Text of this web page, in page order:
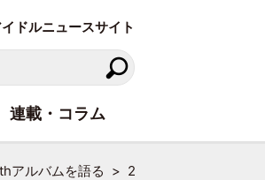
ドルニュースサイト
アルバムを語る 2ページ目
連載・コラム